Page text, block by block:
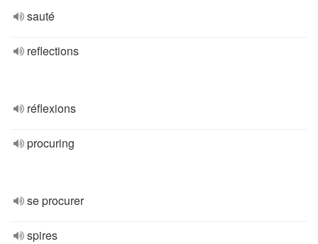
sauté
reflections
réflexions
procuring
se procurer
spires